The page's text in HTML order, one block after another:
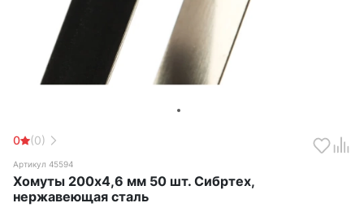
0 (0)
Артикул 45594
Хомуты 200х4,6 мм 50 шт. Сибртех,
нержавеющая сталь